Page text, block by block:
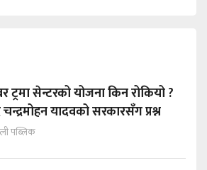
ट्रमा सेन्टरको योजना किन रोकियो ?
यादवको सरकारसँग प्रश्न
पब्लिक